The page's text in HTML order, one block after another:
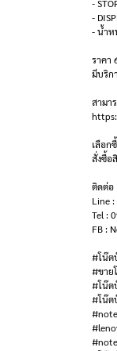
-
-
- น้ำห
ราคา
มีบริก
สามา
เลือก
สั่งซื้อ
ติดต่อ
Line
Tel :
FB :
#โน๊ต
#ขาย
#โน๊ต
#โน๊ต